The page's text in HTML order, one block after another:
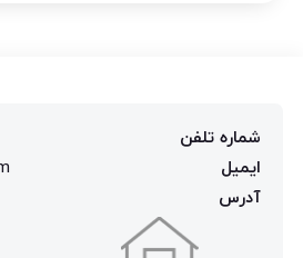
شماره تلفن
ایمیل
آدرس